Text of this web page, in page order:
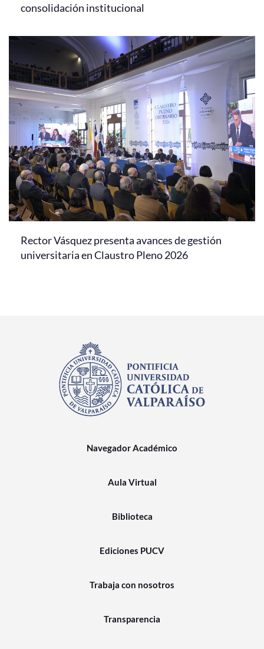
consolidación institucional
Rector Vásquez presenta avances de gestión
universitaria en Claustro Pleno 2026
Navegador Académico
Aula Virtual
Biblioteca
Ediciones PUCV
Trabaja con nosotros
Transparencia